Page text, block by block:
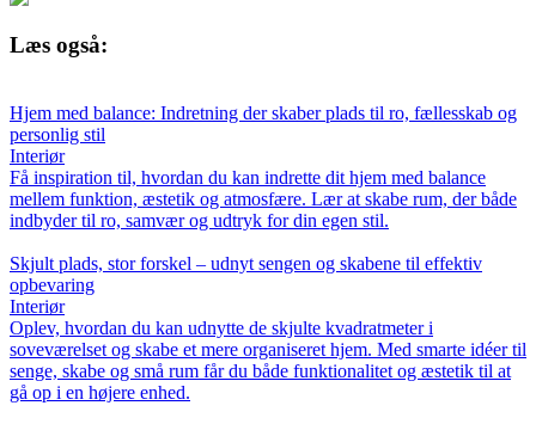
Læs også:
Hjem med balance: Indretning der skaber plads til ro, fællesskab og
personlig stil
Interiør
Få inspiration til, hvordan du kan indrette dit hjem med balance
mellem funktion, æstetik og atmosfære. Lær at skabe rum, der både
indbyder til ro, samvær og udtryk for din egen stil.
Skjult plads, stor forskel – udnyt sengen og skabene til effektiv
opbevaring
Interiør
Oplev, hvordan du kan udnytte de skjulte kvadratmeter i
soveværelset og skabe et mere organiseret hjem. Med smarte idéer til
senge, skabe og små rum får du både funktionalitet og æstetik til at
gå op i en højere enhed.